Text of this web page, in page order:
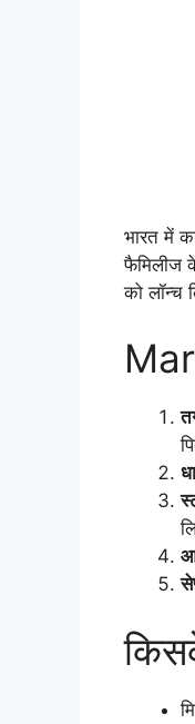
भारत में
फैमिलीज
को लॉन्च